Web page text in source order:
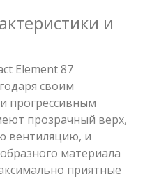
и
Element 87
своим
прогрессивным
прозрачный верх,
вентиляцию, и
материала
приятные